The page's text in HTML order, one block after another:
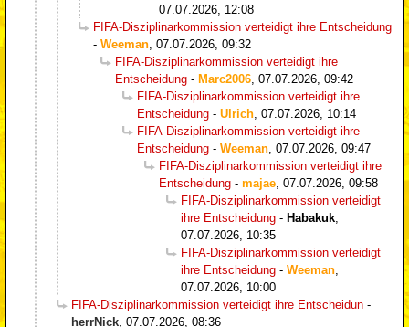
07.07.2026, 12:08
FIFA-Disziplinarkommission verteidigt ihre Entscheidung
- Weeman 07.07.2026, 09:32
FIFA-Disziplinarkommission verteidigt ihre
Entscheidung - Marc2006 07.07.2026, 09:42
FIFA-Disziplinarkommission verteidigt ihre
Entscheidung - Ulrich 07.07.2026, 10:14
FIFA-Disziplinarkommission verteidigt ihre
Entscheidung - Weeman 07.07.2026, 09:47
FIFA-Disziplinarkommission verteidigt ihre
Entscheidung - majae 07.07.2026, 09:58
FIFA-Disziplinarkommission verteidigt
ihre Entscheidung - Habakuk
07.07.2026, 10:35
FIFA-Disziplinarkommission verteidigt
ihre Entscheidung - Weeman
07.07.2026, 10:00
FIFA-Disziplinarkommission verteidigt ihre Entscheidun -
herrNick 07.07.2026, 08:36